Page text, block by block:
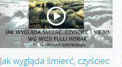
Jak wygląda śmierć, czyściec